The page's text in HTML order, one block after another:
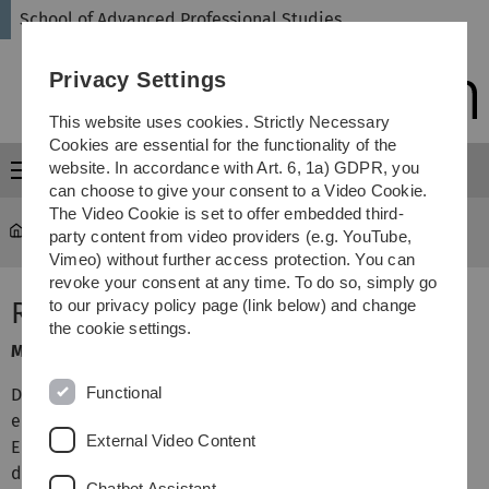
Skip
Skip
Skip
Skip
School of Advanced Professional Studies
Menu
SAPS ... Sensorsystemtechnik
Radarsensoren
Modulgruppe: Sensorik
Dieses Modul soll die Lernenden in die Thematik
einführen und den Blickpunkt auch auf neuere
Entwicklungen lenken. Nach Abschluss des Moduls sollen
die Studierenden in der Lage sein, Prinzipien der
Privacy Settings
This website uses cookies. Strictly Necessary
Cookies are essential for the functionality of the
website. In accordance with Art. 6, 1a) GDPR, you
can choose to give your consent to a Video Cookie.
The Video Cookie is set to offer embedded third-
party content from video providers (e.g. YouTube,
Vimeo) without further access protection. You can
revoke your consent at any time. To do so, simply go
to our privacy policy page (link below) and change
the cookie settings.
Functional
External Video Content